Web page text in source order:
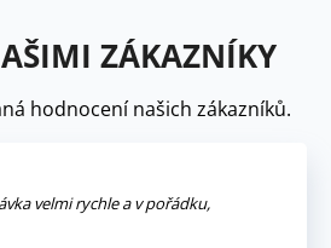
ZÁKAZNÍKY
hodnocení našich zákazníků.
velmi rychle a v pořádku,